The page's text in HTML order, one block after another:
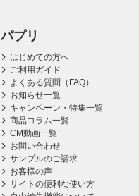
パプリ
はじめての方へ
ご利用ガイド
よくある質問（FAQ）
お知らせ一覧
キャンペーン・特集一覧
商品コラム一覧
CM動画一覧
お問い合わせ
サンプルのご請求
お客様の声
サイトの便利な使い方